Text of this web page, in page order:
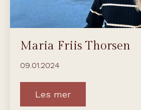
Maria Friis Thorsen
09.01.2024
Les mer